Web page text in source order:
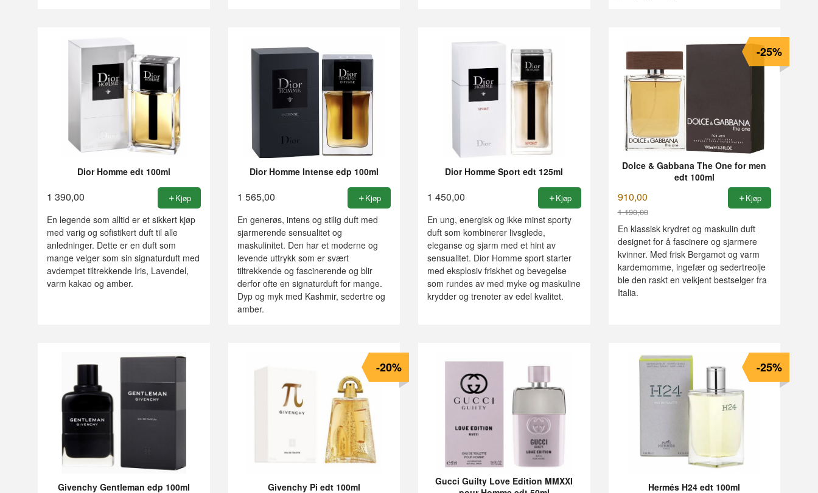
Dior Homme edt 100ml
1 390,00 Kjøp
En legende som alltid er et sikkert kjøp
med varig og sofistikert duft til alle
anledninger. Dette er en duft som
mange velger som sin signaturduft med
avdempet tiltrekkende Iris, Lavendel,
varm kakao og amber.
Dior Homme Intense edp 100ml
1 565,00 Kjøp
En generøs, intens og stilig duft med
sjarmerende sensualitet og
maskulinitet. Den har et moderne og
levende uttrykk som er svært
tiltrekkende og fascinerende og blir
derfor ofte en signaturduft for mange.
Dyp og myk med Kashmir, sedertre og
amber.
Dior Homme Sport edt 125ml
1 450,00 Kjøp
En ung, energisk og ikke minst sporty
duft som kombinerer livsglede,
eleganse og sjarm med et hint av
sensualitet. Dior Homme sport starter
med eksplosiv friskhet og bevegelse
som rundes av med myke og maskuline
krydder og trenoter av edel kvalitet.
Dolce & Gabbana The One for men
edt 100ml
910,00
1 190,00
Rabatt
-25%
Kjøp
En klassisk krydret og maskulin duft
designet for å fascinere og sjarmere
kvinner. Med frisk Bergamot og varm
kardemomme, ingefær og sedertreolje
ble den raskt en velkjent bestselger fra
Italia.
Givenchy Gentleman edp 100ml Givenchy Pi edt 100ml
-20%
Gucci Guilty Love Edition MMXXI
Hermés H24 edt 100ml
-25%